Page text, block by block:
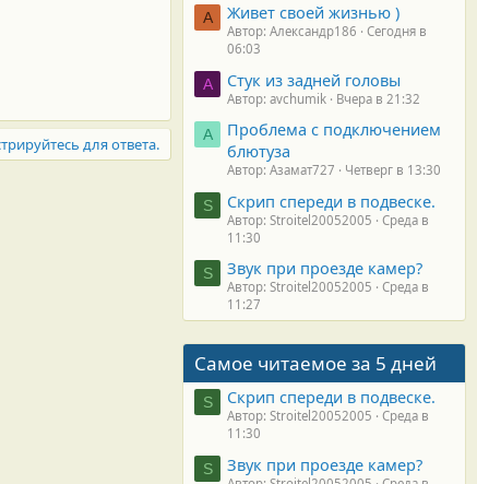
для ответа.
А Живет своей жизнью )
Автор: Александр186
Сегодня в
06:03
A Стук из задней головы
Автор: avchumik Вчера в 21:32
А
Проблема с подключением
блютуза
Автор: Азамат727 Четверг в 13:30
S Скрип спереди в подвеске.
Автор: Stroitel20052005
Среда в
11:30
S Звук при проезде камер?
Автор: Stroitel20052005
Среда в
11:27
Самое читаемое за 5 дней
S Скрип спереди в подвеске.
Автор: Stroitel20052005
Среда в
11:30
S Звук при проезде камер?